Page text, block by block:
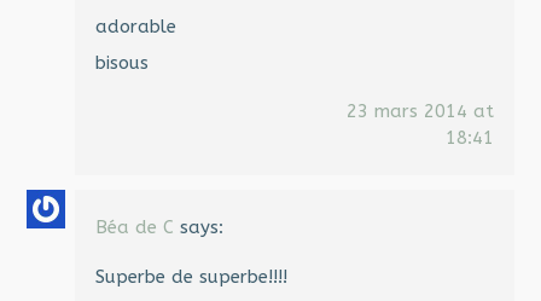
adorable
bisous
23 mars 2014 at
18:41
Béa de C says:
Superbe de superbe!!!!